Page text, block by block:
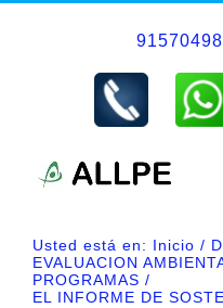
Usted está en: Inicio
EVALUACION
PROGRAMAS
EL INFORME DE